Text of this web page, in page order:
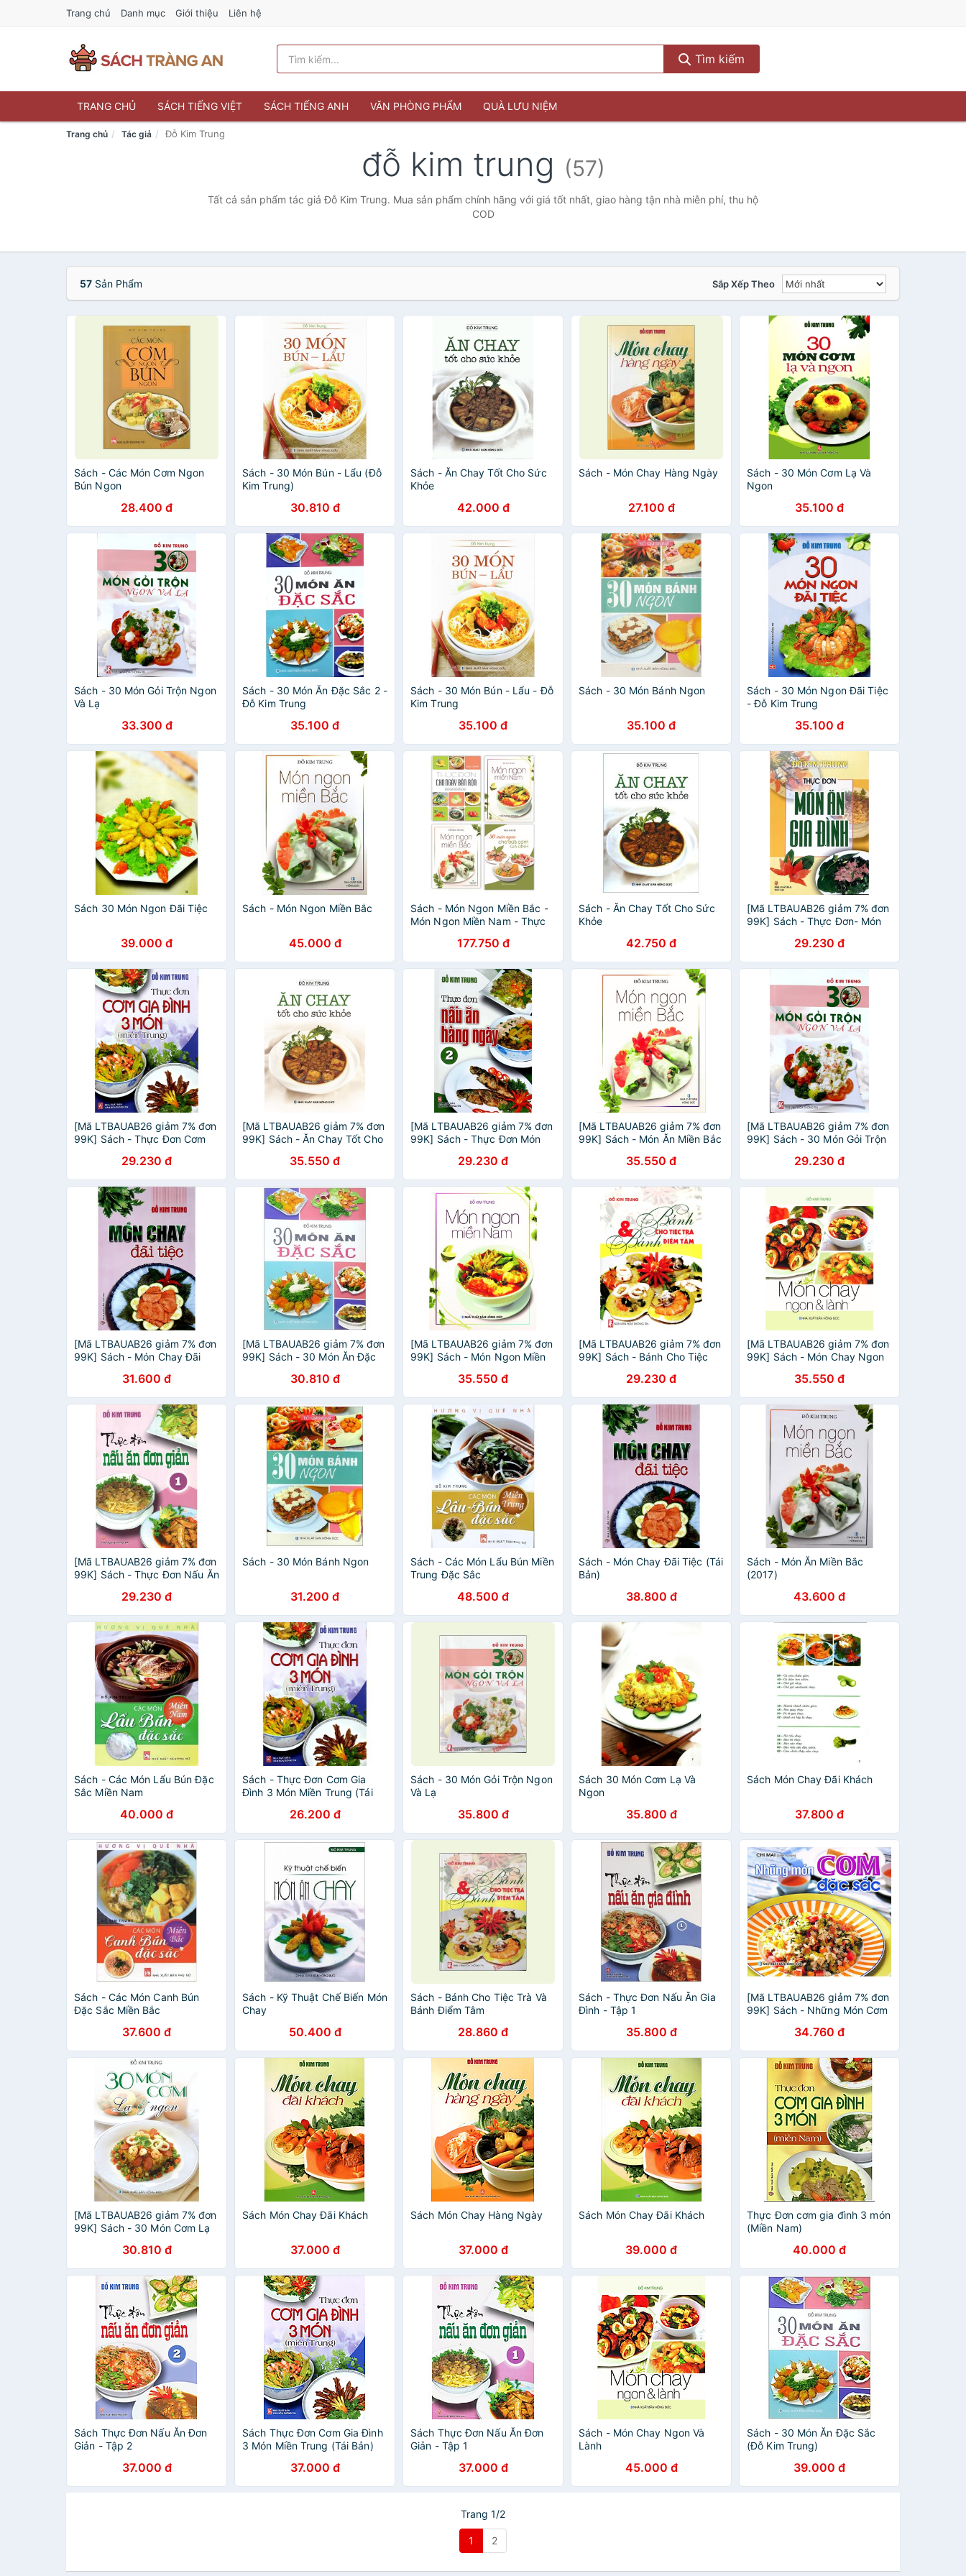
Trang chủ Danh mục Giới thiệu Liên hệ
Tìm kiếm
TRANG CHỦ SÁCH TIẾNG VIỆT SÁCH TIẾNG ANH VĂN PHÒNG PHẨM QUÀ LƯU NIỆM
Trang chủ Tác giả Đỗ Kim Trung
đỗ kim trung (57)
Tất cả sản phẩm tác giả Đỗ Kim Trung. Mua sản phẩm chính hãng với giá tốt nhất, giao hàng tận nhà miễn phí, thu hộ
COD
57 Sản Phẩm Sắp Xếp Theo
Sách - Các Món Cơm Ngon
Bún Ngon
28.400 đ
Sách - 30 Món Bún - Lẩu (Đỗ
Kim Trung)
30.810 đ
Sách - Ăn Chay Tốt Cho Sức
Khỏe
42.000 đ
Sách - Món Chay Hàng Ngày
27.100 đ
Sách - 30 Món Cơm Lạ Và
Ngon
35.100 đ
Sách - 30 Món Gỏi Trộn Ngon
Và Lạ
33.300 đ
Sách - 30 Món Ăn Đặc Sắc 2 -
Đỗ Kim Trung
35.100 đ
Sách - 30 Món Bún - Lẩu - Đỗ
Kim Trung
35.100 đ
Sách - 30 Món Bánh Ngon
35.100 đ
Sách - 30 Món Ngon Đãi Tiệc
- Đỗ Kim Trung
35.100 đ
Sách 30 Món Ngon Đãi Tiệc
39.000 đ
Sách - Món Ngon Miền Bắc
45.000 đ
Sách - Món Ngon Miền Bắc -
Món Ngon Miền Nam - Thực
Món Ngon Cho Bữa Cơm Gia
Đình (Bộ 4 Cuốn)
177.750 đ
Sách - Ăn Chay Tốt Cho Sức
Khỏe
42.750 đ
[Mã LTBAUAB26 giảm 7% đơn
99K] Sách - Thực Đơn- Món
29.230 đ
[Mã LTBAUAB26 giảm 7% đơn
99K] Sách - Thực Đơn Cơm
(Tái Bản) (Đỗ Kim Trung)
29.230 đ
[Mã LTBAUAB26 giảm 7% đơn
99K] Sách - Ăn Chay Tốt Cho
35.550 đ
[Mã LTBAUAB26 giảm 7% đơn
99K] Sách - Thực Đơn Món
29.230 đ
[Mã LTBAUAB26 giảm 7% đơn
99K] Sách - Món Ăn Miền Bắc
35.550 đ
[Mã LTBAUAB26 giảm 7% đơn
99K] Sách - 30 Món Gỏi Trộn
29.230 đ
[Mã LTBAUAB26 giảm 7% đơn
99K] Sách - Món Chay Đãi
31.600 đ
[Mã LTBAUAB26 giảm 7% đơn
99K] Sách - 30 Món Ăn Đặc
30.810 đ
[Mã LTBAUAB26 giảm 7% đơn
99K] Sách - Món Ngon Miền
35.550 đ
[Mã LTBAUAB26 giảm 7% đơn
99K] Sách - Bánh Cho Tiệc
Kim Trung)29.230 đ
[Mã LTBAUAB26 giảm 7% đơn
99K] Sách - Món Chay Ngon
35.550 đ
[Mã LTBAUAB26 giảm 7% đơn
99K] Sách - Thực Đơn Nấu Ăn
29.230 đ
Sách - 30 Món Bánh Ngon
31.200 đ
Sách - Các Món Lẩu Bún Miền
Trung Đặc Sắc
48.500 đ
Sách - Món Chay Đãi Tiệc (Tái
Bản)
38.800 đ
Sách - Món Ăn Miền Bắc
(2017)
43.600 đ
Sách - Các Món Lẩu Bún Đặc
Sắc Miền Nam
40.000 đ
Sách - Thực Đơn Cơm Gia
Đình 3 Món Miền Trung (Tái
26.200 đ
Sách - 30 Món Gỏi Trộn Ngon
Và Lạ
35.800 đ
Sách 30 Món Cơm Lạ Và
Ngon
35.800 đ
Sách Món Chay Đãi Khách
37.800 đ
Sách - Các Món Canh Bún
Đặc Sắc Miền Bắc
37.600 đ
Sách - Kỹ Thuật Chế Biến Món
Chay
50.400 đ
Sách - Bánh Cho Tiệc Trà Và
Bánh Điểm Tâm
28.860 đ
Sách - Thực Đơn Nấu Ăn Gia
Đình - Tập 1
35.800 đ
[Mã LTBAUAB26 giảm 7% đơn
99K] Sách - Những Món Cơm
34.760 đ
[Mã LTBAUAB26 giảm 7% đơn
99K] Sách - 30 Món Cơm Lạ
30.810 đ
Sách Món Chay Đãi Khách
37.000 đ
Sách Món Chay Hàng Ngày
37.000 đ
Sách Món Chay Đãi Khách
39.000 đ
Thực Đơn cơm gia đình 3 món
(Miền Nam)
40.000 đ
Sách Thực Đơn Nấu Ăn Đơn
Giản - Tập 2
37.000 đ
Sách Thực Đơn Cơm Gia Đình
3 Món Miền Trung (Tái Bản)
37.000 đ
Sách Thực Đơn Nấu Ăn Đơn
Giản - Tập 1
37.000 đ
Sách - Món Chay Ngon Và
Lành
45.000 đ
Sách - 30 Món Ăn Đặc Sắc
(Đỗ Kim Trung)
39.000 đ
Trang 1/2
1 2